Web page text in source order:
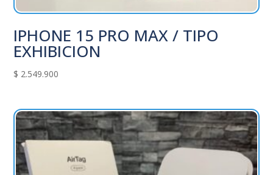
IPHONE 15 PRO MAX / TIPO
EXHIBICION
$ 2.549.900